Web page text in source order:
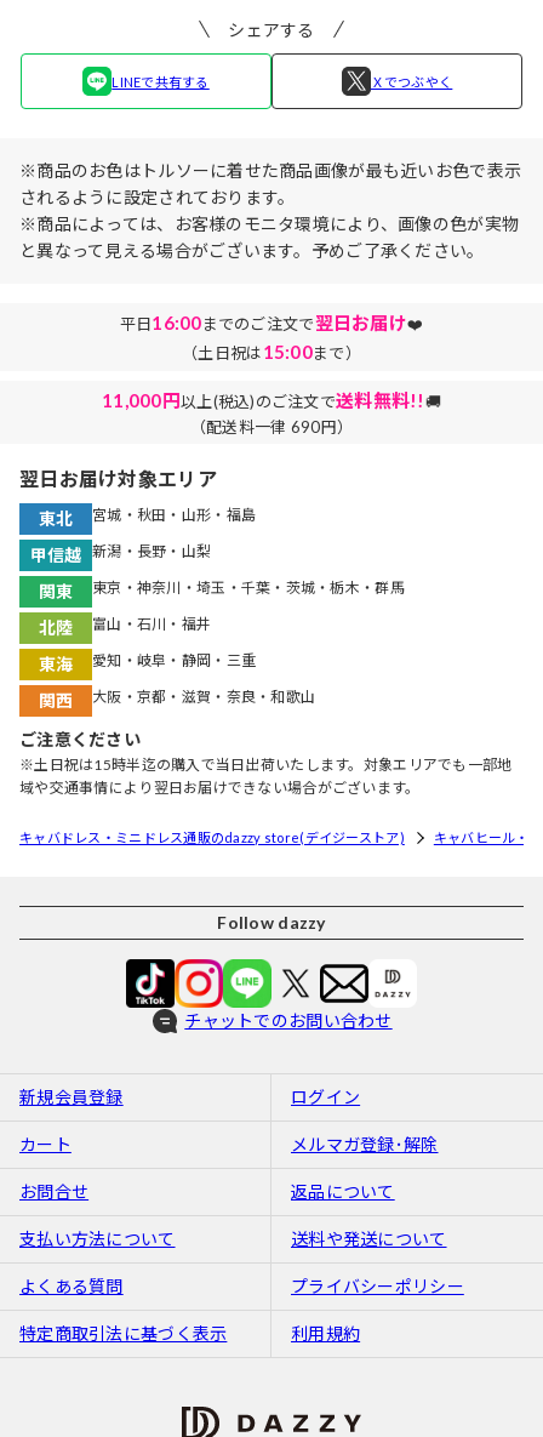
シェアする
LINEで共有する Ｘでつぶやく
※商品のお色はトルソーに着せた商品画像が最も近いお色で表示
されるように設定されております。
※商品によっては、お客様のモニタ環境により、画像の色が実物
と異なって見える場合がございます。予めご了承ください。
平日16:00までのご注文で翌日お届け❤️
（土日祝は15:00まで）
11,000円以上(税込)のご注文で送料無料!!🚚
（配送料一律 690円）
翌日お届け対象エリア
東北 宮城・秋田・山形・福島
甲信越 新潟・長野・山梨
関東 東京・神奈川・埼玉・千葉・茨城・栃木・群馬
北陸 富山・石川・福井
東海 愛知・岐阜・静岡・三重
関西 大阪・京都・滋賀・奈良・和歌山
ご注意ください
※土日祝は15時半迄の購入で当日出荷いたします。対象エリアでも一部地
域や交通事情により翌日お届けできない場合がございます。
キャバドレス・ミニドレス通販のdazzy store(デイジーストア) キャバヒール・
Follow dazzy
チャットでのお問い合わせ
新規会員登録 ログイン
カート メルマガ登録･解除
お問合せ 返品について
支払い方法について 送料や発送について
よくある質問 プライバシーポリシー
特定商取引法に基づく表示 利用規約